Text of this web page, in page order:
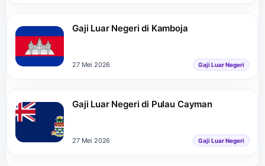
Gaji Luar Negeri di Kamboja
27 Mei 2026 Gaji Luar Negeri
Gaji Luar Negeri di Pulau Cayman
27 Mei 2026 Gaji Luar Negeri